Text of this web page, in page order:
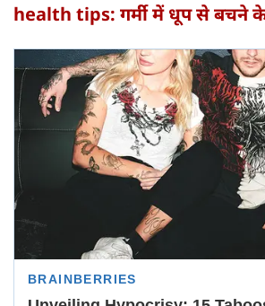
health tips: गर्मी में धूप से बचने के